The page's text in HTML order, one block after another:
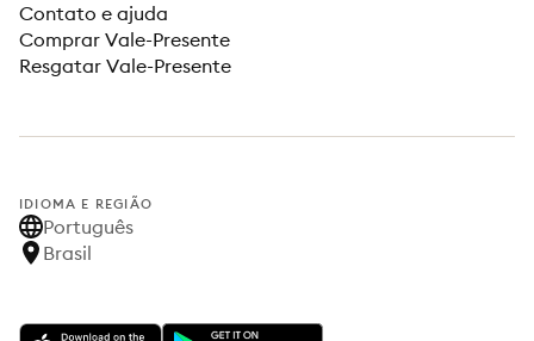
Contato e ajuda
Comprar Vale-Presente
Resgatar Vale-Presente
IDIOMA E REGIÃO
Português
Brasil